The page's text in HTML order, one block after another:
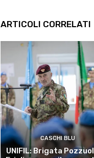
ARTICOLI CORRELATI
CASCHI BLU
UNIFIL: Brigata